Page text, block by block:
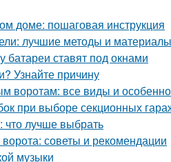
доме: пошаговая инструкция
лучшие методы и материалы
ставят под окнами
Узнайте причину
воротам: все виды и
при выборе секционных
что лучше выбрать
советы и рекомендации
музыки